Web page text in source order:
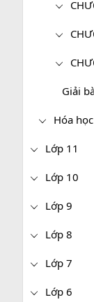
Hóa
Lớp 11
Lớp 10
Lớp 9
Lớp 8
Lớp 7
Lớp 6